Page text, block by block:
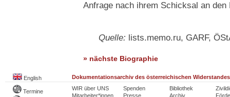
Anfrage nach ihrem Schicksal an den
Quelle: lists.memo.ru, GARF,
» nächste Biographie
English Dokumentationsarchiv des österreichischen Widerstandes
Termine
WIR über UNS
Mitarbeiter*innen
Spenden
Presse
Bibliothek
Archiv